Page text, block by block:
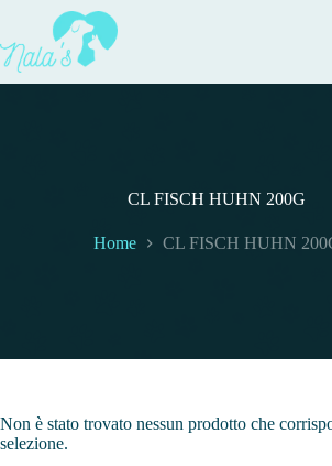
contenuto
CL FISCH HUHN 200G
Home CL FISCH HUHN
Non è stato trovato nessun prodotto che
selezione.